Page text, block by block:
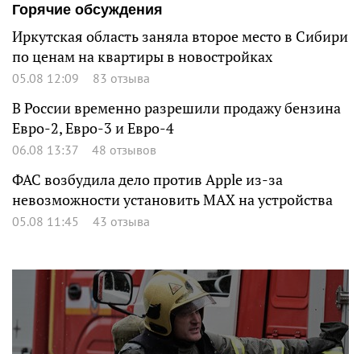
Горячие обсуждения
Иркутская область заняла второе место в Сибири
по ценам на квартиры в новостройках
05.08 12:09 83 отзыва
В России временно разрешили продажу бензина
Евро-2, Евро-3 и Евро-4
06.08 13:37 48 отзывов
ФАС возбудила дело против Apple из-за
невозможности установить MAX на устройства
05.08 11:45 43 отзыва